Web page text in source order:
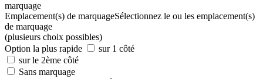
marquage
Emplacement(s) de marquageSélectionnez le ou les emplacement(s)
de marquage
(plusieurs choix possibles)
Option la plus rapide
sur 1 côté
sur le 2ème côté
Sans marquage